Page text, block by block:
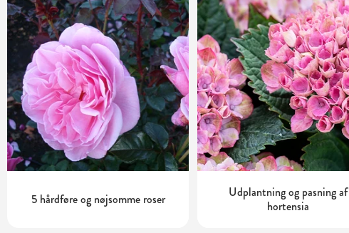
5 hårdføre og nøjsomme roser
Udplantning og pasning af
hortensia